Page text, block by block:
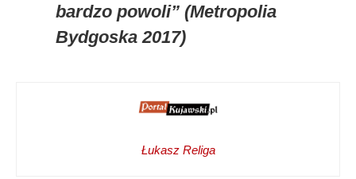
bardzo powoli” (Metropolia
Bydgoska 2017)
Łukasz Religa